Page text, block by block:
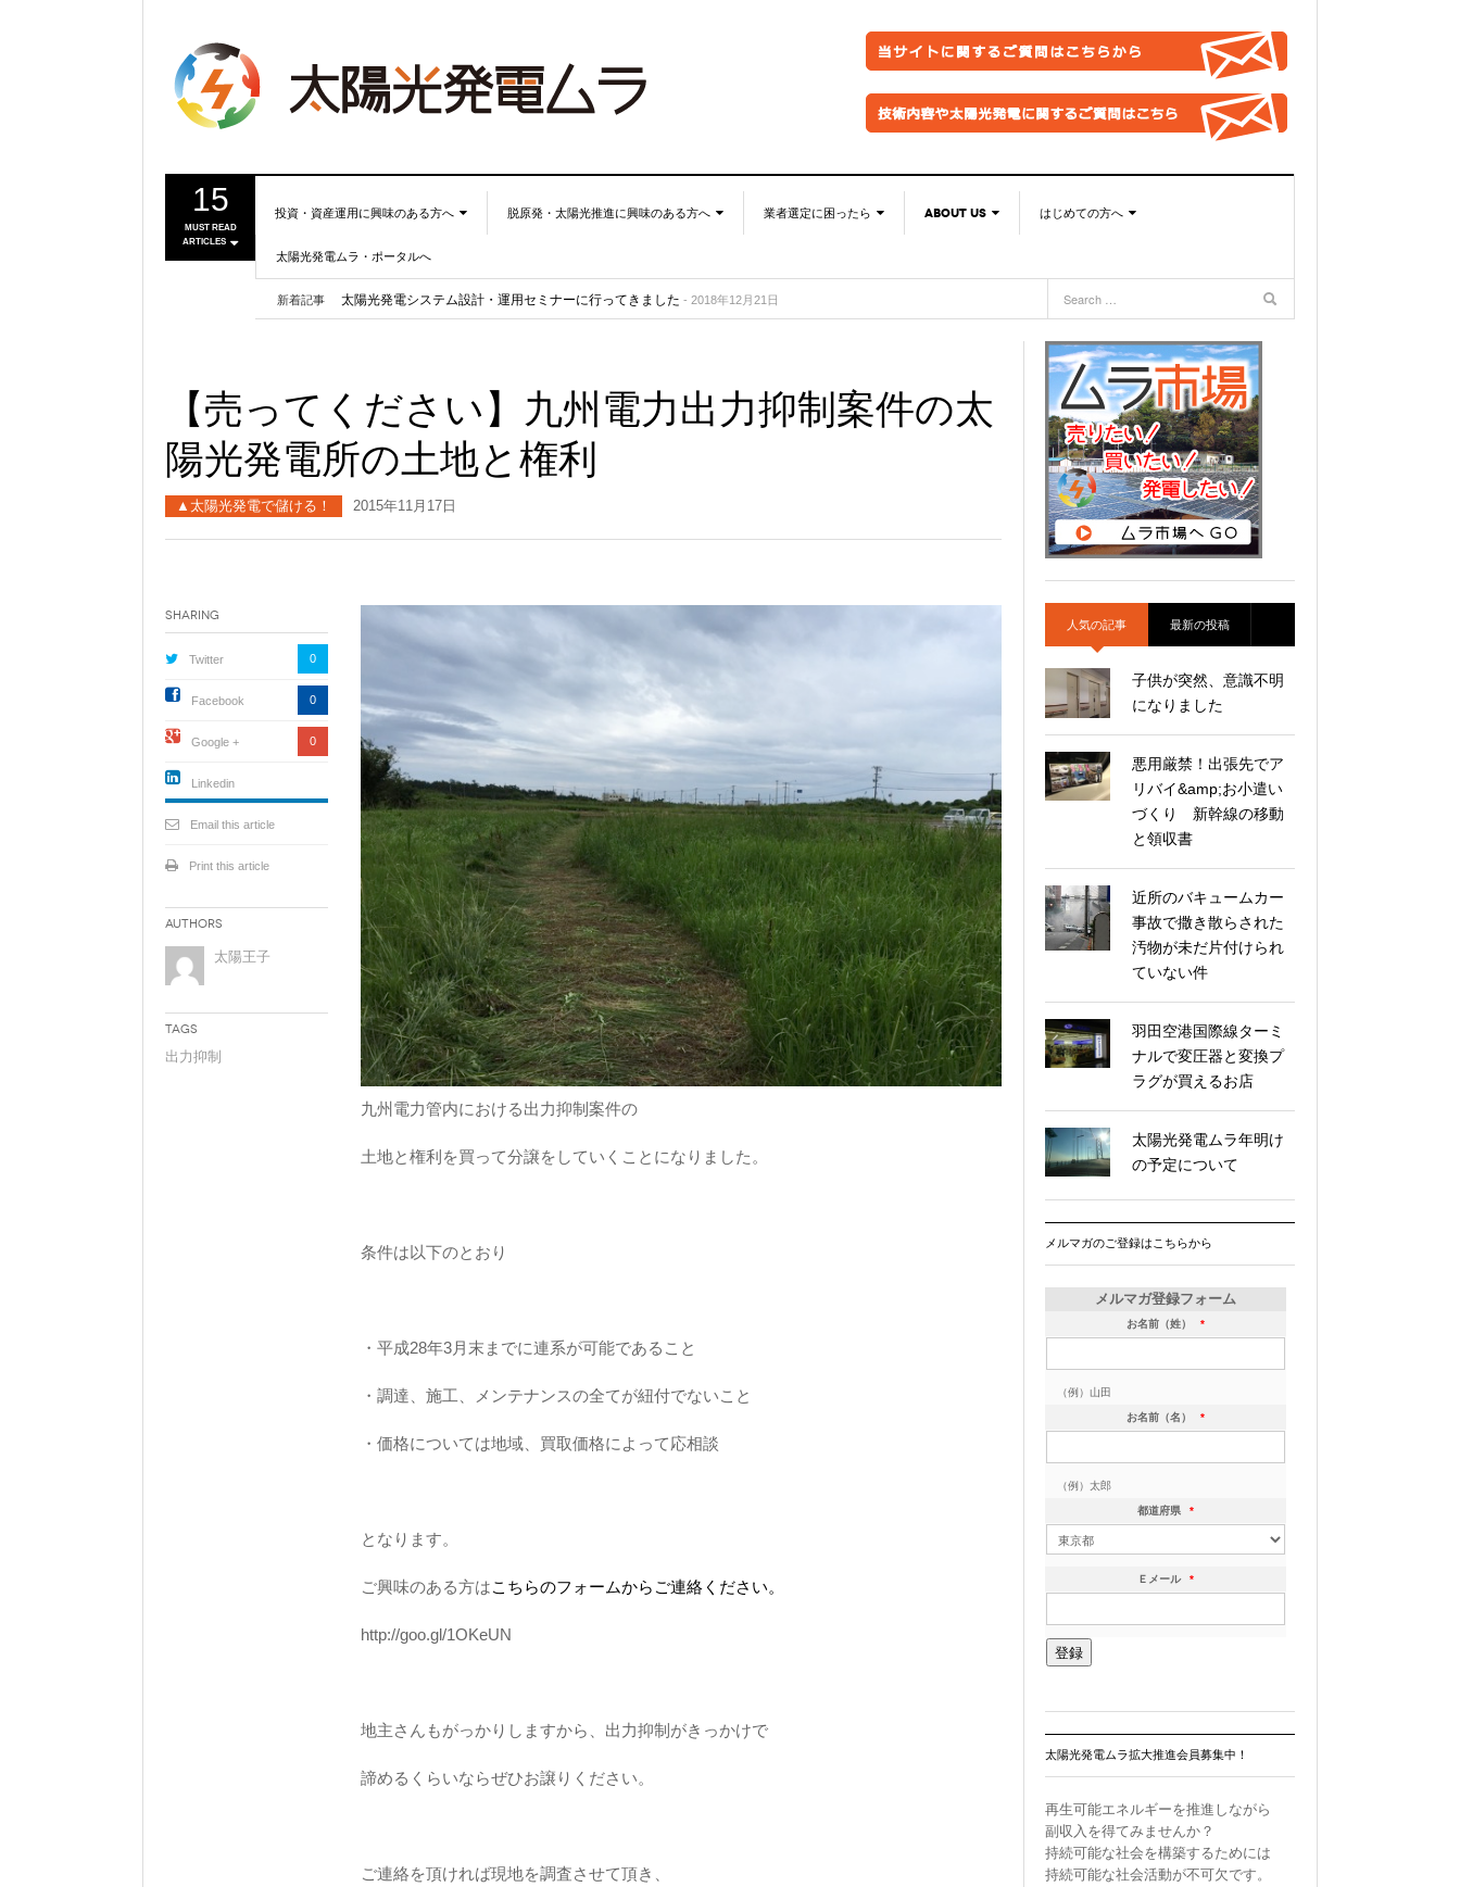
15
MUST READ
ARTICLES
投資・資産運用に興味のある方へ
投資・資産運用に興味のある
方へ
事業計画を立ててみましょ
●再エネ法について
ット
●これからの太陽光発電
●太陽光発電所経営
●メンテナンス
●土地探し
●分譲
●自作キット
脱原発・太陽光推進に興味のある方へ
ある方へ
なぜ今太陽光発電なのか。
業者選定に困ったら
パネル
防草シート
業務委託
ABOUT US
FACEBOOKページ
FACEBOOKグループ
はじめての方へ
太陽光発電ムラの目指すこと
太陽光発電ムラ・ポータルへ
新着記事
劣化率ゼロの太陽光パネル？- 2018年12月21日
太陽光発電システム設計・運用セミナーに行ってきました - 2018年12月21日
第11回太陽光発電ムラ東海支部しげる会＆大忘年会in名古屋を開催しました- 2018年12月18日
【売ってください】九州電力出力抑制案件の太
陽光発電所の土地と権利
▲太陽光発電で儲ける！ 2015年11月17日
九州電力管内における出力抑制案件の
土地と権利を買って分譲をしていくことになりました。
条件は以下のとおり
・平成28年3月末までに連系が可能であること
・調達、施工、メンテナンスの全てが紐付でないこと
・価格については地域、買取価格によって応相談
となります。
ご興味のある方はこちらのフォームからご連絡ください。
http://goo.gl/1OKeUN
地主さんもがっかりしますから、出力抑制がきっかけで
諦めるくらいならぜひお譲りください。
ご連絡を頂ければ現地を調査させて頂き、
Sharing
Twitter 0
Facebook 0
Google + 0
Linkedin
icon[type=linkedin-bug]
Email this article
Print this article
Authors
太陽王子
Tags
出力抑制
人気の記事 最新の投稿
子供が突然、意識不明
になりました
悪用厳禁！出張先でア
リバイ&amp;お小遣い
づくり 新幹線の移動
と領収書
近所のバキュームカー
事故で撒き散らされた
汚物が未だ片付けられ
ていない件
羽田空港国際線ターミ
ナルで変圧器と変換プ
ラグが買えるお店
太陽光発電ムラ年明け
の予定について
メルマガのご登録はこちらから
メルマガ登録フォーム
お名前（姓） *
（例）山田
お名前（名） *
（例）太郎
都道府県 *
Ｅメール *
太陽光発電ムラ拡大推進会員募集中！
再生可能エネルギーを推進しながら
副収入を得てみませんか？
持続可能な社会を構築するためには
持続可能な社会活動が不可欠です。